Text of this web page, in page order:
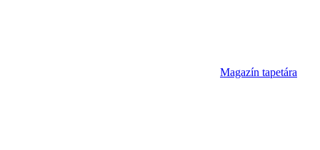
Magazín tapetára